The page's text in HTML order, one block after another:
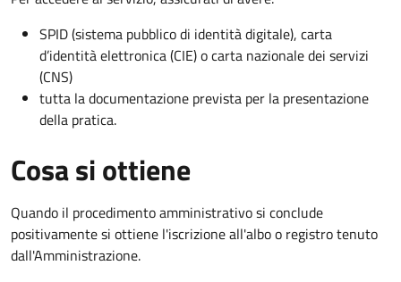
SPID (sistema pubblico di identità digitale), carta
d’identità elettronica (CIE) o carta nazionale dei servizi
(CNS)
tutta la documentazione prevista per la presentazione
della pratica.
Cosa si ottiene
Quando il procedimento amministrativo si conclude
positivamente si ottiene l'iscrizione all'albo o registro tenuto
dall'Amministrazione.